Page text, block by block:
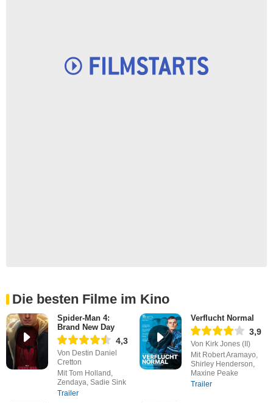
Die besten Filme im Kino
Spider-Man 4:
Brand New Day
4,3
Von Destin Daniel
Cretton
Mit Tom Holland,
Zendaya, Sadie Sink
Trailer
Verflucht Normal
3,9
Von Kirk Jones (II)
Mit Robert Aramayo,
Shirley Henderson,
Maxine Peake
Trailer